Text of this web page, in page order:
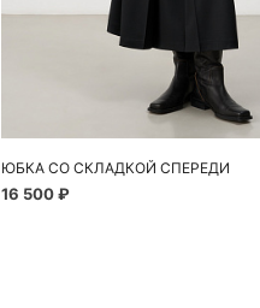
Добавить в корзину
46
ЮБКА СО СКЛАДКОЙ СПЕРЕДИ
16 500 ₽